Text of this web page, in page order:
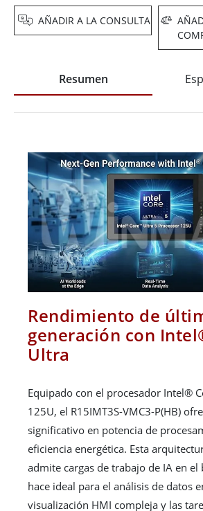
AÑADIR A LA CONSULTA
Resumen
Rendimiento de
generación con
Ultra
Equipado con el procesador Intel®
125U, el R15IMT3S-VMC3-P(HB)
significativo en potencia de
eficiencia energética. Esta
admite cargas de trabajo de IA en
hace ideal para el análisis de datos
visualización HMI compleja y las